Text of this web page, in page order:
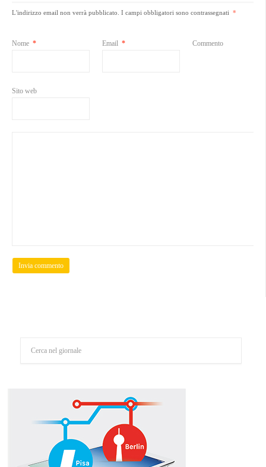
L'indirizzo email non verrà pubblicato. I campi obbligatori sono contrassegnati *
Nome * Email *
Sito web
Commento